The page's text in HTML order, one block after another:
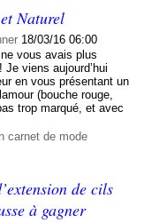
Naturel
18/03/16 06:00
vous avais plus
viens aujourd’hui
en vous présentant un
(bouche rouge,
trop marqué, et avec
carnet de mode
de cils
à gagner